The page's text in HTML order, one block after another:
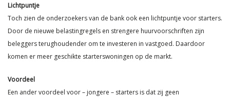
Lichtpuntje
Toch zien de onderzoekers van de bank ook een lichtpuntje voor starters.
Door de nieuwe belastingregels en strengere huurvoorschriften zijn
beleggers terughoudender om te investeren in vastgoed. Daardoor
komen er meer geschikte starterswoningen op de markt.
Voordeel
Een ander voordeel voor – jongere – starters is dat zij geen